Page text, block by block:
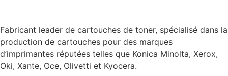
Fabricant leader de cartouches de toner, spécialisé dans la
production de cartouches pour des marques
d’imprimantes réputées telles que Konica Minolta, Xerox,
Oki, Xante, Oce, Olivetti et Kyocera.